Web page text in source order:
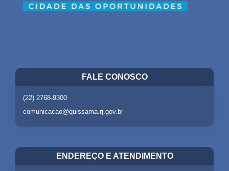
FALE CONOSCO
(22) 2768-9300
comunicacao@quissama.rj.gov.br
ENDEREÇO E ATENDIMENTO